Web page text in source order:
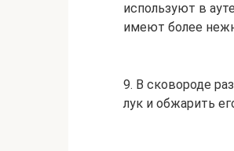
используют в
имеют более
9. В сковороде
лук и обжарить